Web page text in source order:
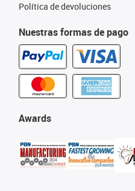
Nuestras formas de pago
Awards
Política de devoluciones